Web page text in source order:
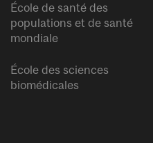
École de santé des
populations et de santé
mondiale
École des sciences
biomédicales